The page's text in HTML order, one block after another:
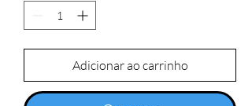
Adicionar ao carrinho